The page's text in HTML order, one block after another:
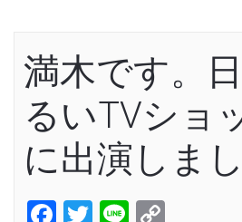
満木です。
るいTVショ
に出演しま